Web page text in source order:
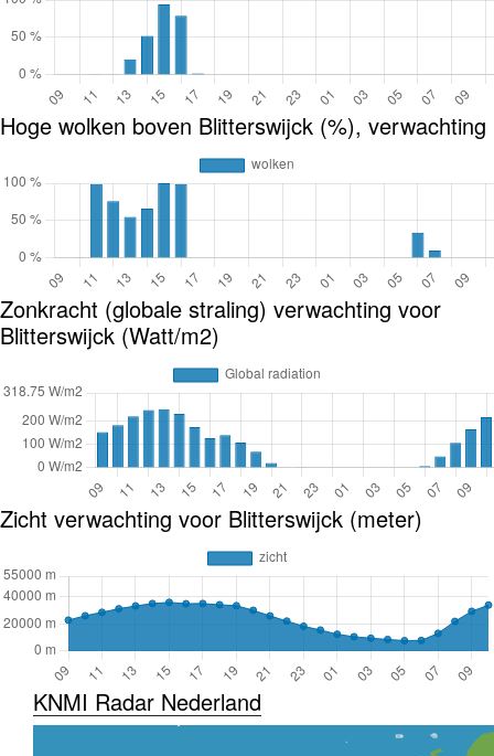
Hoge wolken boven Blitterswijck (%), verwachting
Zonkracht (globale straling) verwachting voor
Blitterswijck (Watt/m2)
Zicht verwachting voor Blitterswijck (meter)
KNMI Radar Nederland